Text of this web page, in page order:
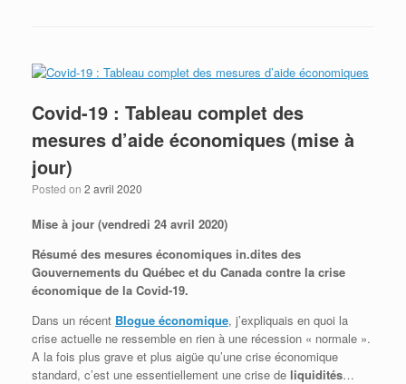
Covid-19 : Tableau complet des
mesures d’aide économiques (mise à
jour)
Posted on 2 avril 2020
Mise à jour (vendredi 24 avril 2020)
Résumé des mesures économiques in.dites des
Gouvernements du Québec et du Canada contre la crise
économique de la Covid-19.
Dans un récent Blogue économique, j’expliquais en quoi la
crise actuelle ne ressemble en rien à une récession « normale ».
A la fois plus grave et plus aigüe qu’une crise économique
standard, c’est une essentiellement une crise de liquidités…